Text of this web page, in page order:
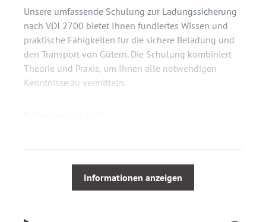
Unsere umfassende Schulung zur Ladungssicherung
nach VDI 2700 bietet Ihnen fundiertes Wissen und
praktische Fähigkeiten für die sichere Beladung und
den Transport von Gütern. Die Schulung kombiniert
Theorie und Praxis, um Ihnen alle notwendigen
Kenntnisse zu vermitteln.
Anforderungen an die zu beladenden Fahrzeuge
Arten der Ladungssicherung
Informationen anzeigen